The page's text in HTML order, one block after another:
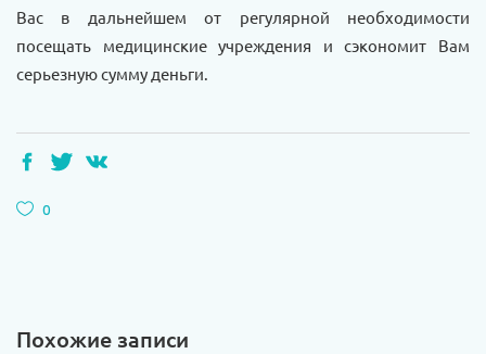
Вас в дальнейшем от регулярной необходимости
посещать медицинские учреждения и сэкономит Вам
серьезную сумму деньги.
0
Похожие записи